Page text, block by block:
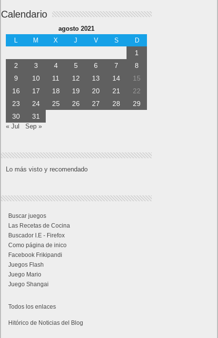
Calendario
agosto 2021
L
M X J V S D
1
2
3 4 5 6 7
8
9
10 11 12 13 14
15
16
17 18 19 20 21
22
23
24 25 26 27 28
29
30
31
« Jul Sep »
Lo más visto y recomendado
Buscar juegos
Las Recetas de Cocina
Buscador I.E - Firefox
Como página de inico
Facebook Frikipandi
Juegos Flash
Juego Mario
Juego Shangai
Todos los enlaces
Hitórico de Noticias del Blog